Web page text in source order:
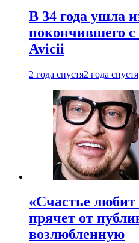
В 34 года ушла
покончившего с
Avicii
2 года спустя2 года спустя
«Счастье
прячет от
возлюбленную